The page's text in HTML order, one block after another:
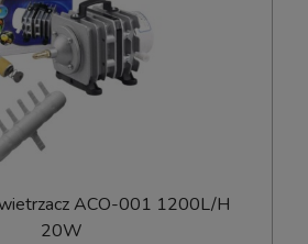
ACO-001 1200L/H
20W